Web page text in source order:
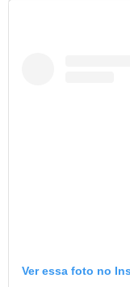
Ver essa foto no